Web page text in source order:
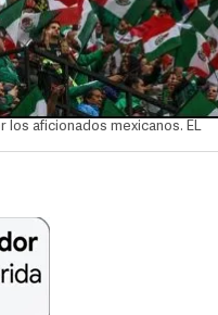
aficionados mexicanos. EL